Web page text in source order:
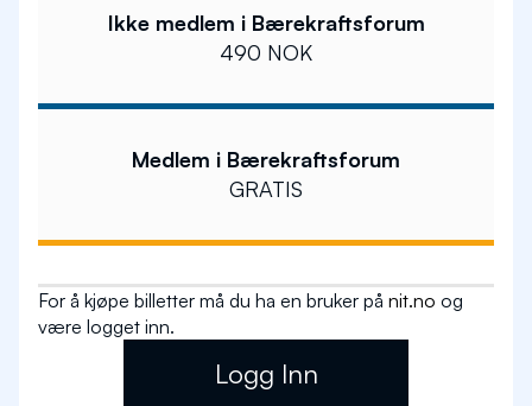
Ikke medlem i Bærekraftsforum
490 NOK
Medlem i Bærekraftsforum
GRATIS
For å kjøpe billetter må du ha en bruker på nit.no og
være logget inn.
Logg Inn